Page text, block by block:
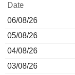
Date
06/08/26
05/08/26
04/08/26
03/08/26